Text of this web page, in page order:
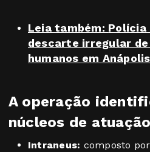
Leia também: Polícia
descarte irregular
humanos em Anápolis
A operação
núcleos de
Intraneus: composto